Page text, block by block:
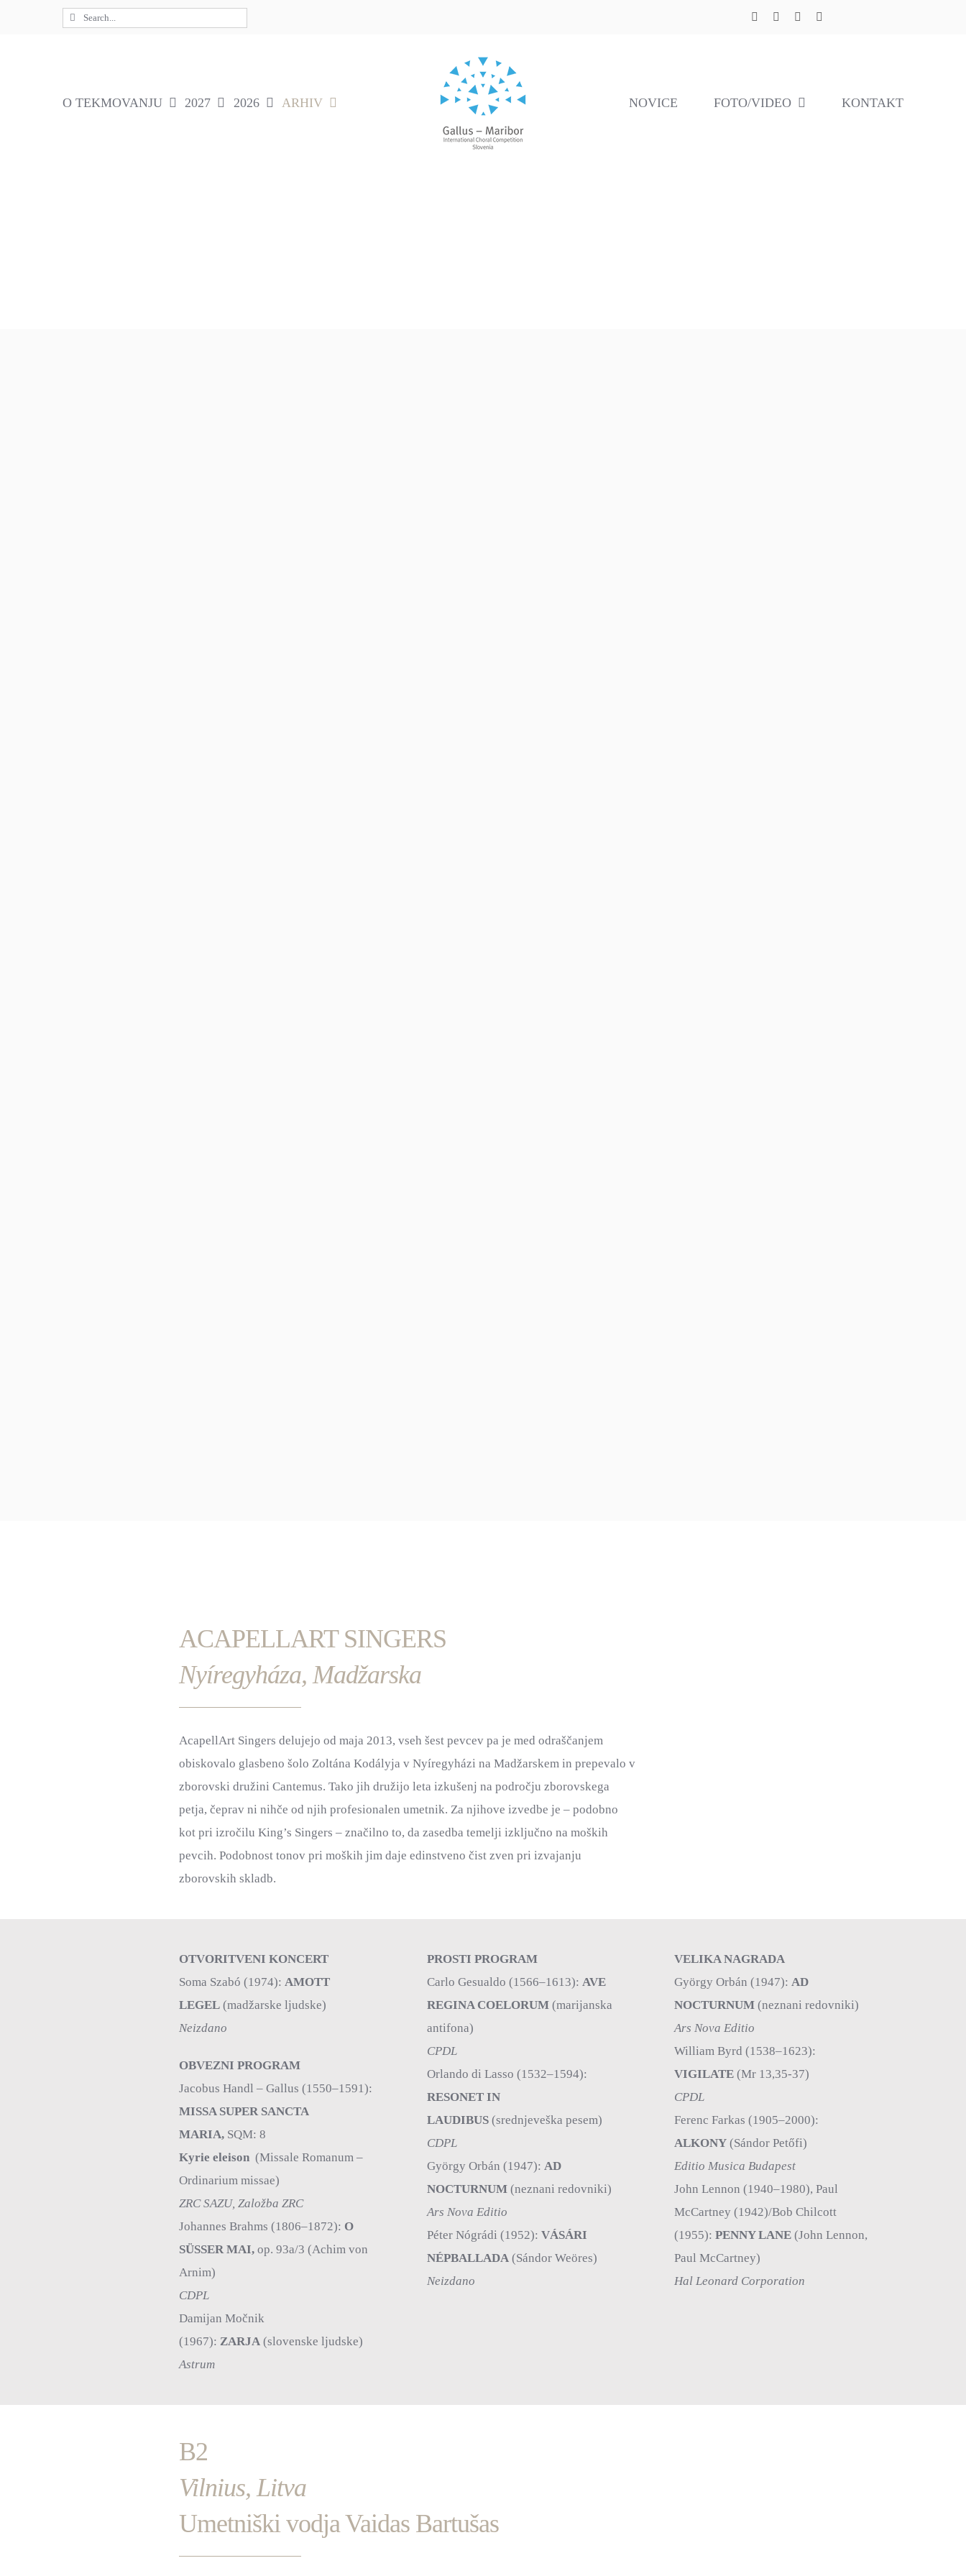
Search
O TEKMOVANJU 2027 2026 ARHIV NOVICE FOTO/VIDEO KONTAKT
ACAPELLART SINGERS
Nyíregyháza, Madžarska
AcapellArt Singers delujejo od maja 2013, vseh šest pevcev pa je med odraščanjem
obiskovalo glasbeno šolo Zoltána Kodályja v Nyíregyházi na Madžarskem in prepevalo v
zborovski družini Cantemus. Tako jih družijo leta izkušenj na področju zborovskega
petja, čeprav ni nihče od njih profesionalen umetnik. Za njihove izvedbe je – podobno
kot pri izročilu King’s Singers – značilno to, da zasedba temelji izključno na moških
pevcih. Podobnost tonov pri moških jim daje edinstveno čist zven pri izvajanju
zborovskih skladb.
OTVORITVENI KONCERT
Soma Szabó (1974): AMOTT
LEGEL (madžarske ljudske)
Neizdano
OBVEZNI PROGRAM
Jacobus Handl – Gallus (1550–1591):
MISSA SUPER SANCTA
MARIA, SQM: 8
Kyrie eleison(Missale Romanum –
Ordinarium missae)
ZRC SAZU, Založba ZRC
Johannes Brahms (1806–1872): O
SÜSSER MAI,op. 93a/3 (Achim von
Arnim)
CDPL
Damijan Močnik
(1967): ZARJA(slovenske ljudske)
Astrum
PROSTI PROGRAM
Carlo Gesualdo (1566–1613): AVE
REGINA COELORUM(marijanska
antifona)
CPDL
Orlando di Lasso (1532–1594):
RESONET IN
LAUDIBUS(srednjeveška pesem)
CDPL
György Orbán (1947): AD
NOCTURNUM(neznani redovniki)
Ars Nova Editio
Péter Nógrádi (1952): VÁSÁRI
NÉPBALLADA (Sándor Weöres)
Neizdano
VELIKA NAGRADA
György Orbán (1947): AD
NOCTURNUM(neznani redovniki)
Ars Nova Editio
William Byrd (1538–1623):
VIGILATE(Mr 13,35-37)
CPDL
Ferenc Farkas (1905–2000):
ALKONY(Sándor Petőfi)
Editio Musica Budapest
John Lennon (1940–1980), Paul
McCartney (1942)/Bob Chilcott
(1955): PENNY LANE(John Lennon,
Paul McCartney)
Hal Leonard Corporation
B2
Vilnius, Litva
Umetniški vodja Vaidas Bartušas